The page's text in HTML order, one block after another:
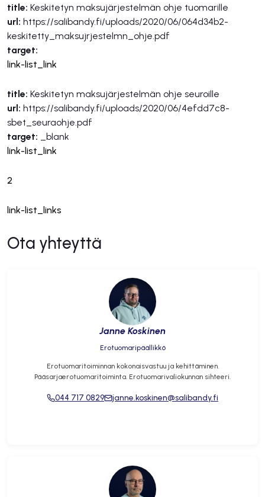
title: Keskitetyn maksujärjestelmän ohje tuomarille
url: https://salibandy.fi/uploads/2020/06/064d34b2-
keskitetty_maksujrjestelmn_ohje.pdf
target:
link-list_link
title: Keskitetyn maksujärjestelmän ohje seuroille
url: https://salibandy.fi/uploads/2020/06/4efdd7c8-
sbet_seuraohje.pdf
target: _blank
link-list_link
2
link-list_links
Ota yhteyttä
Janne Koskinen
Erotuomaripäällikkö
Erotuomaritoiminnan kokonaisvastuu ja kehittäminen.
Pääsarjaerotuomaritoiminta. Erotuomarivaliokunnan sihteeri.
044 717 0829 janne.koskinen@salibandy.fi